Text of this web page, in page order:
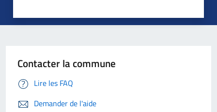
Contacter la commune
Lire les FAQ
Demander de l'aide